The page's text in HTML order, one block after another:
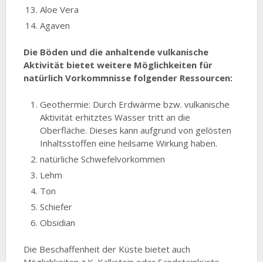
Aloe Vera
Agaven
Die Böden und die anhaltende vulkanische
Aktivität bietet weitere Möglichkeiten für
natürlich Vorkommnisse folgender Ressourcen:
Geothermie: Durch Erdwärme bzw. vulkanische
Aktivität erhitztes Wasser tritt an die
Oberfläche. Dieses kann aufgrund von gelösten
Inhaltsstoffen eine heilsame Wirkung haben.
natürliche Schwefelvorkommen
Lehm
Ton
Schiefer
Obsidian
Die Beschaffenheit der Küste bietet auch